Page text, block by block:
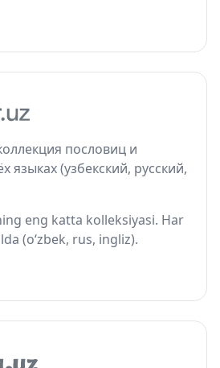
пословиц и
языках (узбекский, русский,
eng katta kolleksiyasi. Har
(o‘zbek, rus, ingliz).